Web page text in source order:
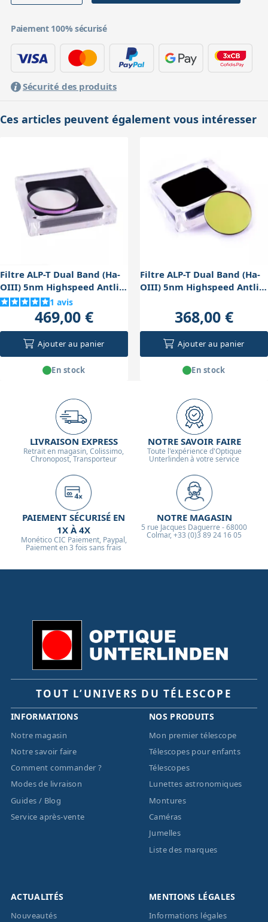
Paiement 100% sécurisé
Sécurité des produits
Ces articles peuvent également vous intéresser
Filtre ALP-T Dual Band (Ha-
OIII) 5nm Highspeed Antlia
coulant 50,8mm
1 avis
469,00 €
Ajouter au panier
En stock
Filtre ALP-T Dual Band (Ha-
OIII) 5nm Highspeed Antlia
368,00 €
Ajouter au panier
En stock
LIVRAISON EXPRESS
Retrait en magasin, Colissimo,
Chronopost, Transporteur
NOTRE SAVOIR FAIRE
Toute l'expérience d'Optique
Unterlinden à votre service
PAIEMENT SÉCURISÉ EN
1X À 4X
Monético CIC Paiement, Paypal,
Paiement en 3 fois sans frais
NOTRE MAGASIN
5 rue Jacques Daguerre - 68000
Colmar, +33 (0)3 89 24 16 05
TOUT L’UNIVERS DU TÉLESCOPE
INFORMATIONS
Notre magasin
Notre savoir faire
Comment commander ?
Modes de livraison
Guides / Blog
Service après-vente
NOS PRODUITS
Mon premier télescope
Télescopes pour enfants
Télescopes
Lunettes astronomiques
Montures
Caméras
Jumelles
Liste des marques
ACTUALITÉS
Nouveautés
MENTIONS LÉGALES
Informations légales